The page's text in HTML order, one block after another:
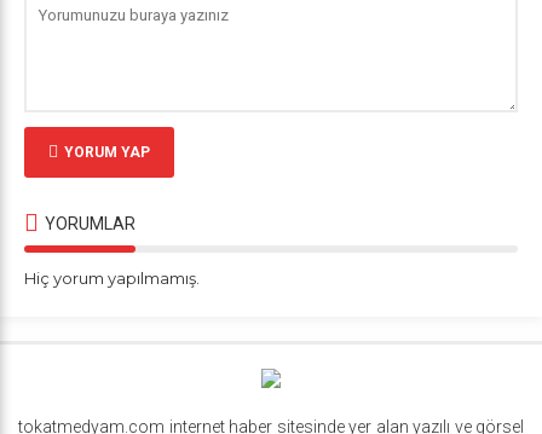
YORUM YAP
YORUMLAR
Hiç yorum yapılmamış.
tokatmedyam.com internet haber sitesinde yer alan yazılı ve görsel